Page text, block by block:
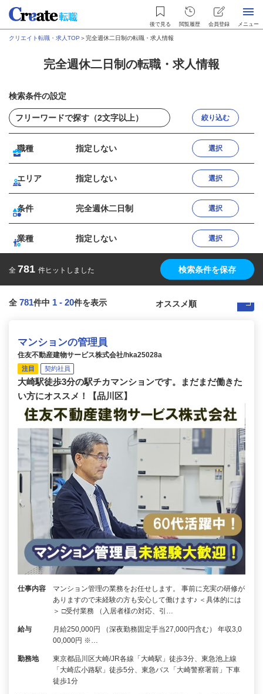
後で見る 閲覧履歴 会員登録 メニュー
クリエイト転職・求人TOP ＞完全週休二日制の転職・求人情報
完全週休二日制の転職・求人情報
検索条件の設定
絞り込む
職種 指定しない 選択
エリア 指定しない 選択
条件 完全週休二日制 選択
業種 指定しない 選択
全 781 件ヒットしました 検索条件を保存
全 781件中 1 - 20件を表示
マンションの管理員
住友不動産建物サービス株式会社/hka25028a
注目 契約社員
大崎駅徒歩3分の駅チカマンションです。まだまだ働きた
い方にオススメ！【品川区】
仕事内容
マンション管理の業務をお任せします。 事前に充実の研修が
ありますので未経験の方も安心して働けます♪ ＜具体的には
＞ □受付業務 （入居者様の対応、引…
給与
月給250,000円 （深夜勤務固定手当27,000円含む） 年収3,0
00,000円 ※…
勤務地
東京都品川区大崎/JR各線「大崎駅」徒歩3分、東急池上線
「大崎広小路駅」徒歩5分、東急バス「大崎警察署前」下車
徒歩1分